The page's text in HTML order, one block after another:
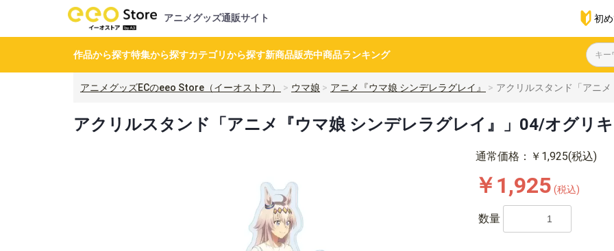
アニメグッズ通販サイト 初
作品から探す特集から探すカテゴリから探す新商品販売中商品ランキング
アニメグッズECのeeo Store（イーオストア） ウマ娘 アニメ『ウマ娘 シンデレラグレイ』 アクリルスタンド「アニ
アクリルスタンド「アニメ『ウマ娘 シンデレラグレイ』」04/オグリ
通常価格：￥1,925(税込)
￥1,925 (税込)
数量